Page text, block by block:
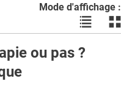
Mode d'affichage :
Voir
les
en
les
ou pas ?